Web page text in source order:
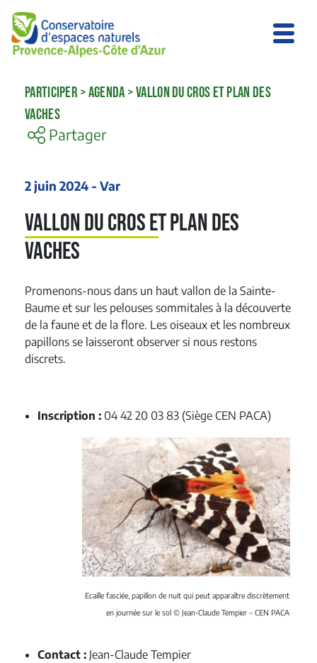
PARTICIPER >AGENDA >VALLON DU CROS ET PLAN DES
VACHES
Partager
2 juin 2024 - Var
Vallon du Cros et Plan des
Vaches
Promenons-nous dans un haut vallon de la Sainte-
Baume et sur les pelouses sommitales à la découverte
de la faune et de la flore. Les oiseaux et les nombreux
papillons se laisseront observer si nous restons
discrets.
Inscription : 04 42 20 03 83 (Siège CEN PACA)
Ecaille fasciée, papillon de nuit qui peut apparaître discrètement
en journée sur le sol © Jean-Claude Tempier – CEN PACA
Contact : Jean-Claude Tempier